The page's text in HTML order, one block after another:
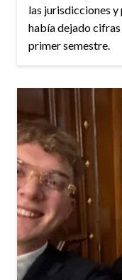
las jurisdicciones
había dejado
primer semestre.